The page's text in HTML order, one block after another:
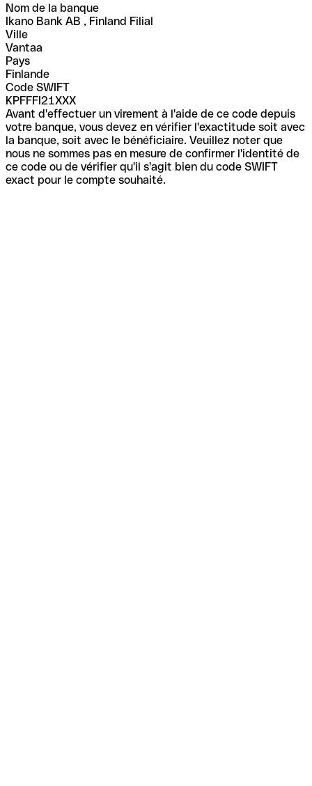
Nom de la banque
Ikano Bank AB , Finland Filial
Ville
Vantaa
Pays
Finlande
Code SWIFT
KPFFFI21XXX
Avant d'effectuer un virement à l'aide de ce code depuis
votre banque, vous devez en vérifier l'exactitude soit avec
la banque, soit avec le bénéficiaire. Veuillez noter que
nous ne sommes pas en mesure de confirmer l'identité de
ce code ou de vérifier qu'il s'agit bien du code SWIFT
exact pour le compte souhaité.